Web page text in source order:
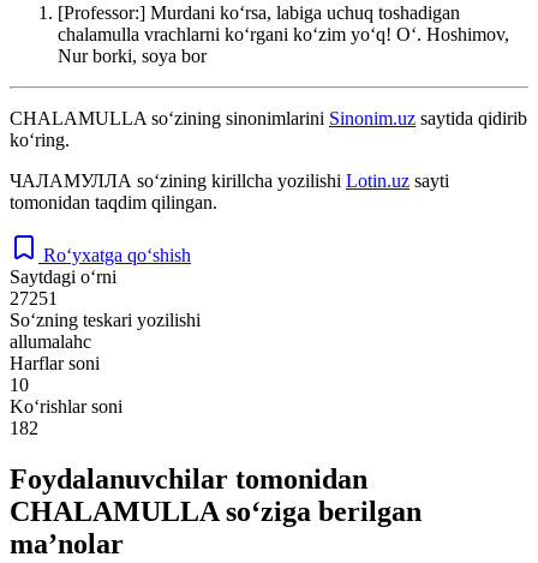
[Professor:] Murdani koʻrsa, labiga uchuq toshadigan
chalamulla vrachlarni koʻrgani koʻzim yoʻq! Oʻ. Hoshimov,
Nur borki, soya bor
CHALAMULLA so‘zining sinonimlarini Sinonim.uz saytida qidirib
ko‘ring.
ЧАЛАМУЛЛА so‘zining kirillcha yozilishi Lotin.uz sayti
tomonidan taqdim qilingan.
Ro‘yxatga qo‘shish
Saytdagi o‘rni
27251
So‘zning teskari yozilishi
allumalahc
Harflar soni
10
Ko‘rishlar soni
182
Foydalanuvchilar tomonidan
CHALAMULLA so‘ziga berilgan
ma’nolar